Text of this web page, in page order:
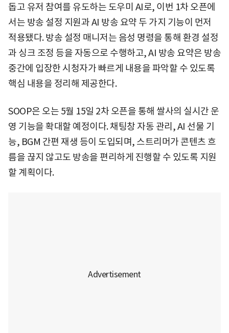
돕고 유저 참여를 유도하는 도우미 AI로, 이번 1차 오픈에
서는 방송 설정 지원과 AI 방송 요약 두 가지 기능이 먼저
적용됐다. 방송 설정 매니저는 음성 명령을 통해 환경 설정
과 싱크 조정 등을 자동으로 수행하고, AI 방송 요약은 방송
중간에 입장한 시청자가 빠르게 내용을 파악할 수 있도록
핵심 내용을 정리해 제공한다.
SOOP은 오는 5월 15일 2차 오픈을 통해 쌀사의 실시간 운
영 기능을 확대할 예정이다. 채팅창 자동 관리, AI 선물 기
능, BGM 간편 재생 등이 도입되며, 스트리머가 콘텐츠 흐
름을 끊지 않고도 방송을 편리하게 진행할 수 있도록 지원
할 계획이다.